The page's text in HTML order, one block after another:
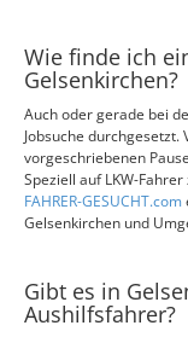
Wie finde ich
Gelsenkirchen?
Auch oder gerade bei
Jobsuche
vorgeschriebenen
Speziell auf LKW-
FAHRER-GESUCHT.com
Gelsenkirchen und
Gibt es in
Aushilfsfahrer?